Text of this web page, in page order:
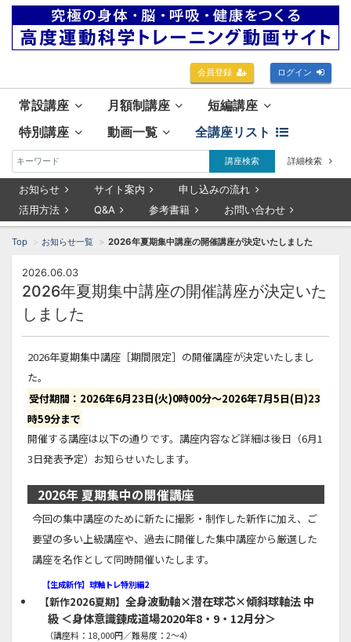
会員登録 ログイン
常設講座 月額制講座
短編講座
特別講座
動画一覧 全講座リスト
講座検索 詳細検索
お知らせ サイト案内
申し込みの流れ
活用方法
Q&A 参考書籍 お問い合わせ
Top お知らせ一覧 2026年夏期集中講座の開催講座が決定いたしました
2026.06.03
2026年夏期集中講座の開催講座が決定いた
しました
2026年夏期集中講座［期間限定］の開催講座が決定いたしまし
た。
受付期間：2026年6月23日(火)0時00分～2026年7月5日(日)23
時59分まで
開催する講座は以下の通りです。講座内容など詳細は後日（6月1
3日発表予定）お知らせいたします。
2026年 夏期集中の開催講座
今回の集中講座のために新たに撮影・制作した新作に加え、ご
要望の多い上級講座や、過去に開催した集中講座から厳選した
講座を名作として同時開催いたします。
【生成新作】球軸トレ特別編2
【新作2026夏期】全身波動軸×潜在球芯×傾斜球軸法 中
級 ＜身体意識錬成道場2020年8・9・12月分＞
（講座料：18,000円／難易度：2～4）